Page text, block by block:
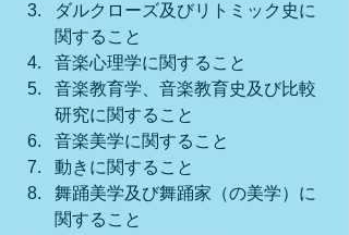
ダルクローズ及びリトミック史に
関すること
音楽心理学に関すること
音楽教育学、音楽教育史及び比較
研究に関すること
音楽美学に関すること
動きに関すること
舞踊美学及び舞踊家（の美学）に
関すること